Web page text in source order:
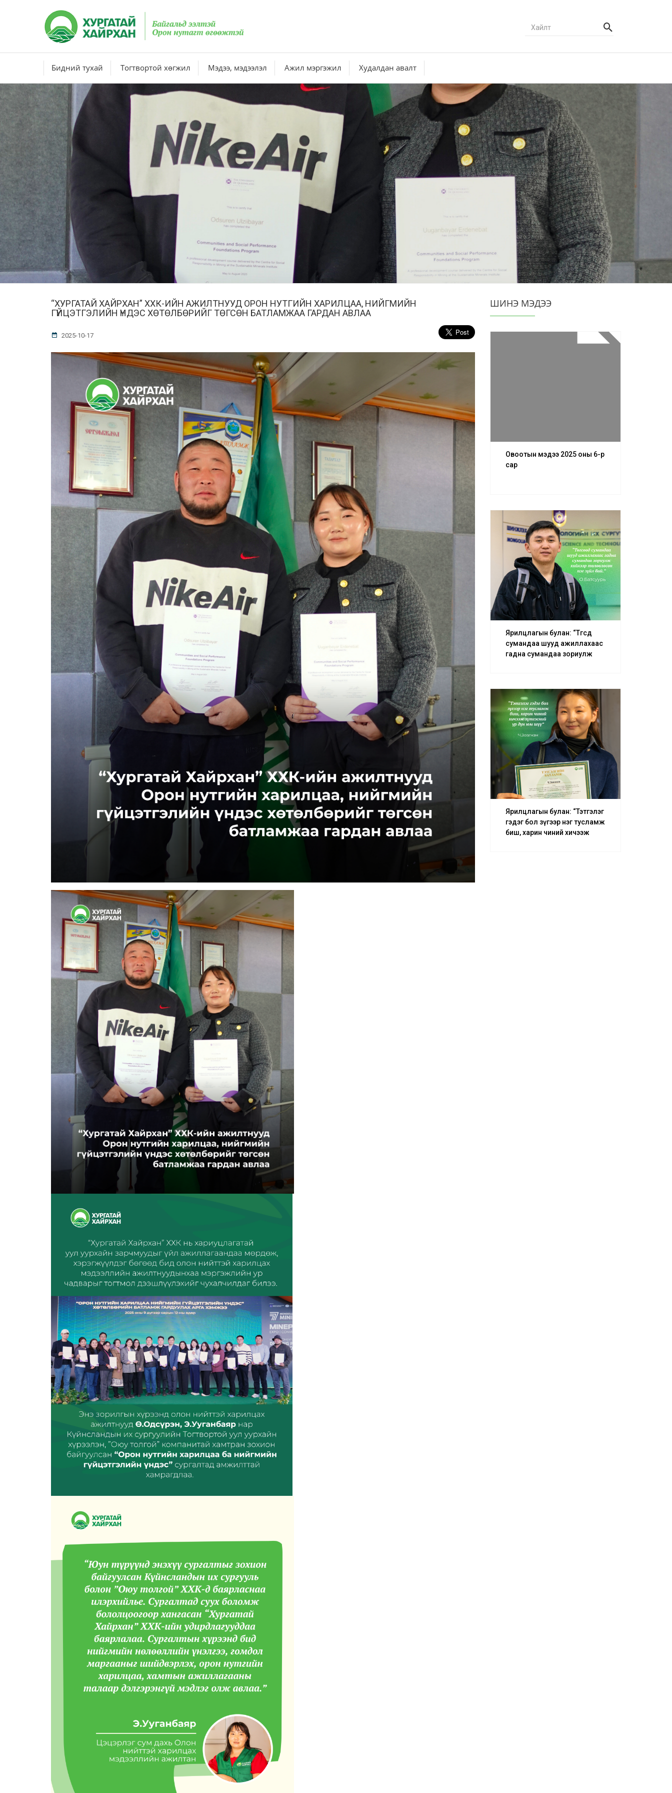
Бидний тухай Тогтвортой хөгжил Мэдээ, мэдээлэл Ажил мэргэжил Худалдан авалт
“ХУРГАТАЙ ХАЙРХАН” ХХК-ИЙН АЖИЛТНУУД ОРОН НУТГИЙН ХАРИЛЦАА, НИЙГМИЙН
ГҮЙЦЭТГЭЛИЙН ҮНДЭС ХӨТӨЛБӨРИЙГ ТӨГСӨН БАТЛАМЖАА ГАРДАН АВЛАА
2025-10-17
ШИНЭ МЭДЭЭ
Овоотын мэдээ 2025 оны 6-р
сар
Ярилцлагын булан: “Төгсөөд
сумандаа шууд ажиллахаас
гадна сумандаа зориулж
Ярилцлагын булан: “Тэтгэлэг
гэдэг бол зүгээр нэг тусламж
биш, харин чиний хичээж